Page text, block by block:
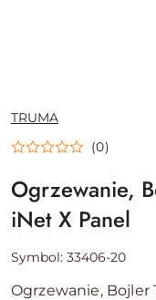
NAZWA
PRODUCENTA:
TRUMA
(0)
Ogrzewanie,
iNet X Panel
Symbol: 33406-20
Ogrzewanie, Bojler